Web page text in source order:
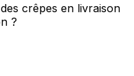
crêpes en livraison
?